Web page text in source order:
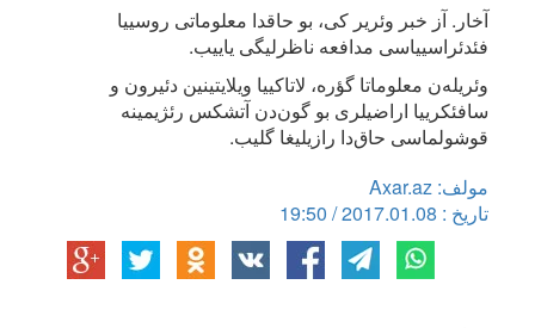
آخار. آز خبر وئریر کی، بو حاقدا معلوماتی روسییا
فئدئراسییاسی مدافعه ناظرلیگی یاییب.
وئریله‌ن معلوماتا گؤره، لاتاکییا ویلایتینین دئیرون و
سافئکرییا اراضیلری بو گون‌دن آتشکس رئژیمینه
قوشولماسی حاق‌دا رازیلیغا گلیب.
مولف: Axar.az
تاریخ : 2017.01.08 / 19:50